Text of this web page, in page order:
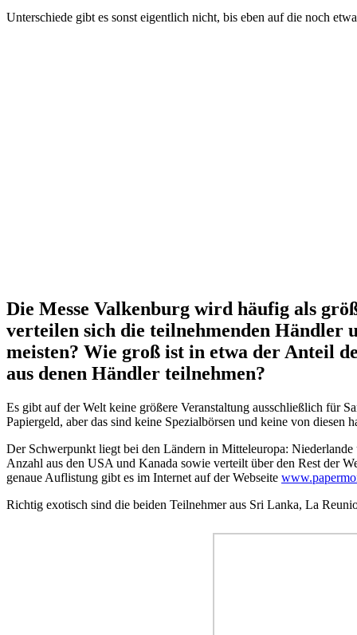
Unterschiede gibt es sonst eigentlich nicht, bis eben auf die noch
Die Messe Valkenburg wird häufig als
verteilen sich die teilnehmenden Händler
meisten? Wie groß ist in etwa der Anteil
aus denen Händler teilnehmen?
Es gibt auf der Welt keine größere Veranstaltung ausschließlich für
Papiergeld, aber das sind keine Spezialbörsen und keine von
Der Schwerpunkt liegt bei den Ländern in Mitteleuropa:
Anzahl aus den USA und Kanada sowie verteilt über den Rest der
genaue Auflistung gibt es im Internet auf der Webseite
Richtig exotisch sind die beiden Teilnehmer aus Sri Lanka, La